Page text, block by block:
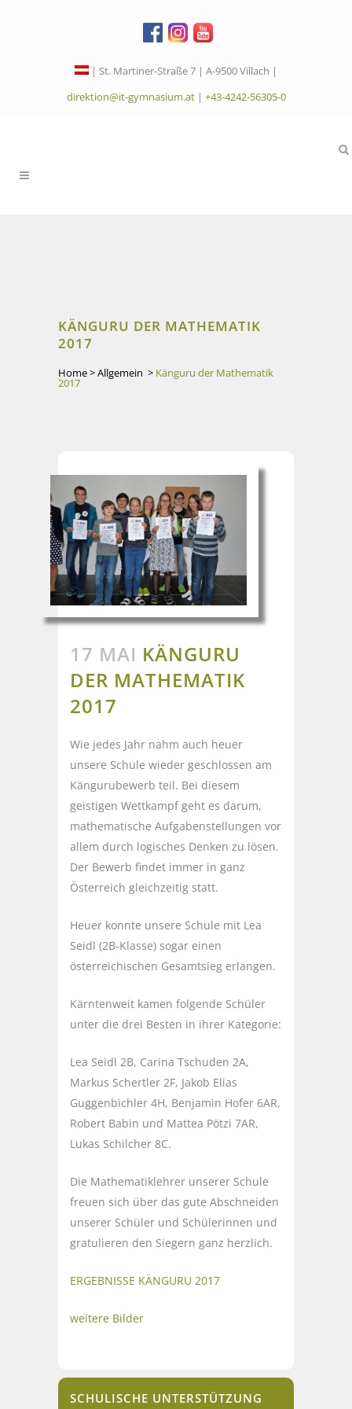
| St. Martiner-Straße 7 | A-9500 Villach |
direktion@it-gymnasium.at| +43-4242-56305-0
KÄNGURU DER MATHEMATIK
2017
Home>Allgemein > Känguru der Mathematik
2017
17 MAI KÄNGURU
DER MATHEMATIK
2017
Wie jedes Jahr nahm auch heuer
unsere Schule wieder geschlossen am
Kängurubewerb teil. Bei diesem
geistigen Wettkampf geht es darum,
mathematische Aufgabenstellungen vor
allem durch logisches Denken zu lösen.
Der Bewerb findet immer in ganz
Österreich gleichzeitig statt.
Heuer konnte unsere Schule mit Lea
Seidl (2B-Klasse) sogar einen
österreichischen Gesamtsieg erlangen.
Kärntenweit kamen folgende Schüler
unter die drei Besten in ihrer Kategorie:
Lea Seidl 2B, Carina Tschuden 2A,
Markus Schertler 2F, Jakob Elias
Guggenbichler 4H, Benjamin Hofer 6AR,
Robert Babin und Mattea Pötzi 7AR,
Lukas Schilcher 8C.
Die Mathematiklehrer unserer Schule
freuen sich über das gute Abschneiden
unserer Schüler und Schülerinnen und
gratulieren den Siegern ganz herzlich.
ERGEBNISSE KÄNGURU 2017
weitere Bilder
SCHULISCHE UNTERSTÜTZUNG